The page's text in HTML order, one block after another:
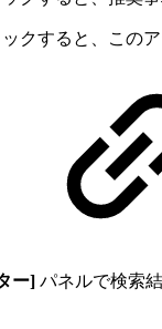
クすると、この
ー] パネルで検索